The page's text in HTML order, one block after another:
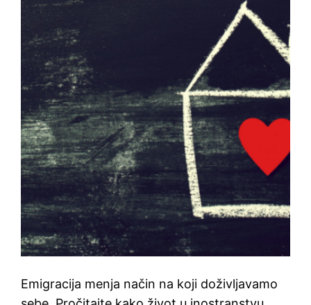
Emigracija menja način na koji doživljavamo